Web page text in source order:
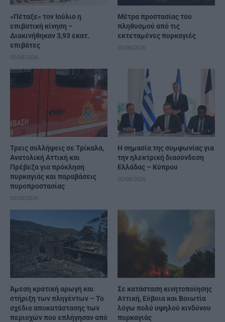
«Πέταξε» τον Ιούλιο η
επιβατική κίνηση –
Διακινήθηκαν 3,93 εκατ.
επιβάτες
05/08/2026
Μέτρα προστασίας του
πληθυσμού από τις
εκτεταμένες πυρκαγιές
05/08/2026
Τρεις συλλήψεις σε Τρίκαλα,
Ανατολική Αττική και
Πρέβεζα για πρόκληση
πυρκαγιάς και παραβάσεις
πυροπροστασίας
05/08/2026
H σημασία της συμφωνίας για
την ηλεκτρική διασύνδεση
Ελλάδας – Κύπρου
05/08/2026
Άμεση κρατική αρωγή και
στήριξη των πληγέντων – Το
σχέδιο αποκατάστασης των
περιοχών που επλήγησαν από
Σε κατάσταση κινητοποίησης
Αττική, Εύβοια και Βοιωτία
λόγω πολύ υψηλού κινδύνου
πυρκαγιάς